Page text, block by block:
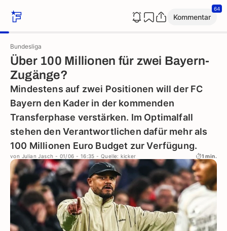
Kommentar
64
Bundesliga
Über 100 Millionen für zwei Bayern-
Zugänge?
Mindestens auf zwei Positionen will der FC
Bayern den Kader in der kommenden
Transferphase verstärken. Im Optimalfall
stehen den Verantwortlichen dafür mehr als
100 Millionen Euro Budget zur Verfügung.
von Julian Jasch - 01/06 - 16:35 - Quelle: kicker 1 min.